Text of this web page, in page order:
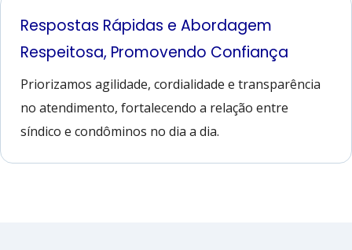
Respostas Rápidas e Abordagem
Respeitosa, Promovendo Confiança
Priorizamos agilidade, cordialidade e transparência
no atendimento, fortalecendo a relação entre
síndico e condôminos no dia a dia.